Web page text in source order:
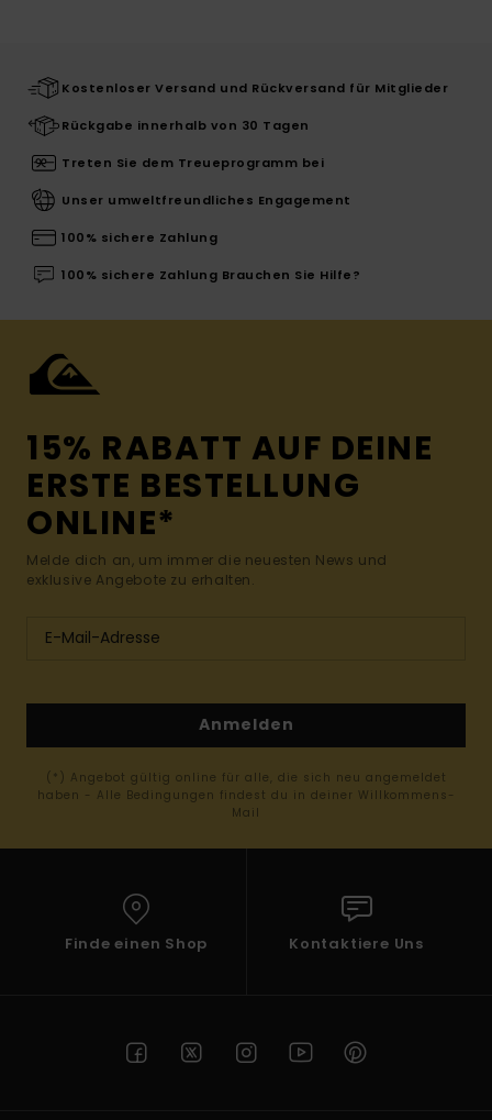
Kostenloser Versand und Rückversand für Mitglieder
Rückgabe innerhalb von 30 Tagen
Treten Sie dem Treueprogramm bei
Unser umweltfreundliches Engagement
100% sichere Zahlung
100% sichere Zahlung Brauchen Sie Hilfe?
15% RABATT AUF DEINE
ERSTE BESTELLUNG
ONLINE*
Melde dich an, um immer die neuesten News und
exklusive Angebote zu erhalten.
Anmelden
(*) Angebot gültig online für alle, die sich neu angemeldet
haben - Alle Bedingungen findest du in deiner Willkommens-
Mail
Finde einen Shop Kontaktiere Uns